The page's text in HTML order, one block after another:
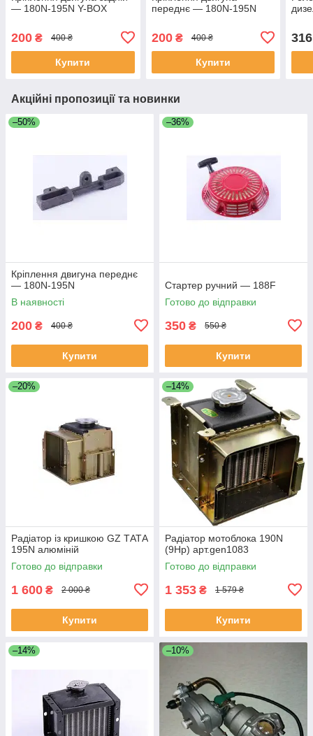
— 180N-195N Y-BOX
200 ₴ 400 ₴
Купити
переднє — 180N-195N
200₴ 400 ₴
Купити
316
Акційні пропозиції та новинки
–50%
Кріплення двигуна переднє
— 180N-195N
В наявності
200 ₴ 400 ₴
Купити
–36%
Стартер ручний — 188F
Готово до відправки
350 ₴ 550 ₴
Купити
–20%
Радіатор із кришкою GZ ТАТА
195N алюміній
Готово до відправки
1 600 ₴ 2 000 ₴
Купити
–14%
Радіатор мотоблока 190N
(9Hp) арт.gen1083
Готово до відправки
1 353 ₴ 1 579 ₴
Купити
–14% –10%